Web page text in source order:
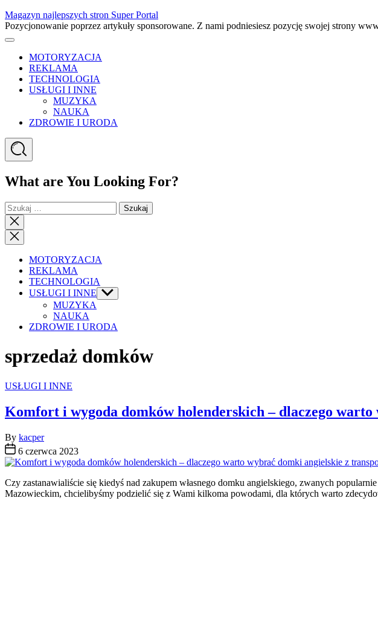
Skip
to
content
Magazyn najlepszych stron Super Portal
Pozycjonowanie poprzez artykuły sponsorowane. Z nami podniesiesz pozycję swojej strony
Menu
MOTORYZACJA
REKLAMA
TECHNOLOGIA
USŁUGI I INNE
MUZYKA
NAUKA
ZDROWIE I URODA
Search
What are You Looking For?
Szukaj:
Close
search
Close
Menu
MOTORYZACJA
REKLAMA
TECHNOLOGIA
USŁUGI I INNE Show
sub
MUZYKA
NAUKA
ZDROWIE I URODA
sprzedaż domków
Categories
USŁUGI I INNE
Komfort i wygoda domków holenderskich – dlaczego
By kacper
6 czerwca 2023
Czy zastanawialiście się kiedyś nad zakupem własnego domku angielskiego, zwanych
Mazowieckim, chcielibyśmy podzielić się z Wami kilkoma powodami, dla których warto